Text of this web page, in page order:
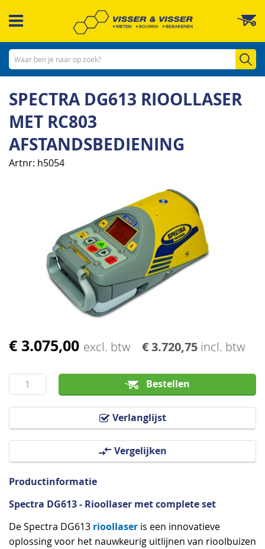
naar
inhoud
SPECTRA DG613 RIOOLLASER
MET RC803
AFSTANDSBEDIENING
Artnr h5054
€ 3.075,00 excl. btw € 3.720,75 incl. btw
Bestellen
Verlanglijst
Vergelijken
afbeeldingen-
Ga
het
begin
afbeeldingen-
gallerij
Productinformatie
Spectra DG613 - Rioollaser met complete set
De Spectra DG613 rioollaser is een innovatieve
oplossing voor het nauwkeurig uitlijnen van rioolbuizen